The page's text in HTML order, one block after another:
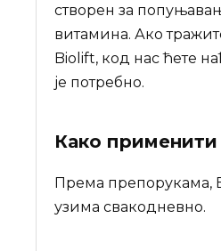
створен за
витамина. Ако
Biolift, код нас ћете
је потребно.
Како
Према препорукама,
узима свакодневно.